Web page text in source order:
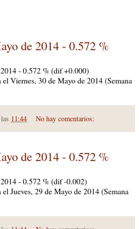
de 2014 - 0.572 %
- 0.572 % (dif +0.000)
Viernes, 30 de Mayo de 2014 (Semana
11:44 No hay comentarios:
de 2014 - 0.572 %
- 0.572 % (dif -0.002)
Jueves, 29 de Mayo de 2014 (Semana